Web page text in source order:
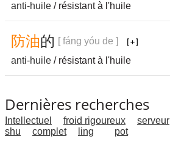
anti-huile / résistant à l'huile
防油的 [ fáng yóu de ]
anti-huile / résistant à l'huile
Dernières recherches
Intellectuel froid rigoureux serveur
shu
complet ling pot